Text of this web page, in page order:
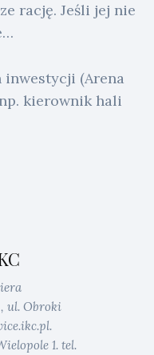
rację. Jeśli jej nie
inwestycji (Arena
kierownik hali
ul. Obroki
1. tel.